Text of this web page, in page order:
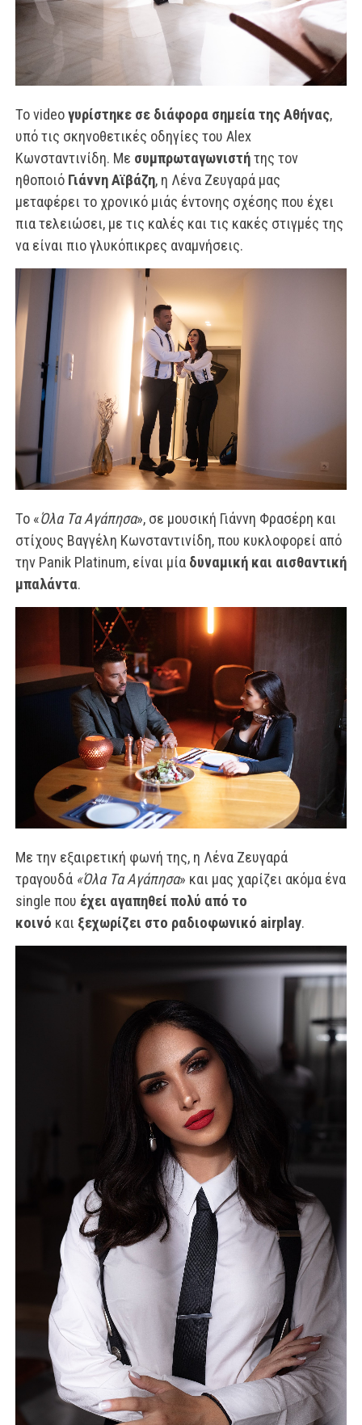
Το videoγυρίστηκε σε διάφορα σημεία της Αθήνας,
υπό τις σκηνοθετικές οδηγίες του Alex
Κωνσταντινίδη. Με συμπρωταγωνιστήτης τον
ηθοποιό Γιάννη Αϊβάζη, η Λένα Ζευγαρά μας
μεταφέρει το χρονικό μιάς έντονης σχέσης που έχει
πια τελειώσει, με τις καλές και τις κακές στιγμές της
να είναι πιο γλυκόπικρες αναμνήσεις.
Το «Όλα Τα Αγάπησα», σε μουσική Γιάννη Φρασέρη και
στίχους Βαγγέλη Κωνσταντινίδη, που κυκλοφορεί από
την Panik Platinum, είναι μία δυναμική και αισθαντική
μπαλάντα.
Με την εξαιρετική φωνή της, η Λένα Ζευγαρά
τραγουδά «Όλα Τα Αγάπησα» και μας χαρίζει ακόμα ένα
single που έχει αγαπηθεί πολύ από το
κοινό και ξεχωρίζει στο ραδιοφωνικό airplay.